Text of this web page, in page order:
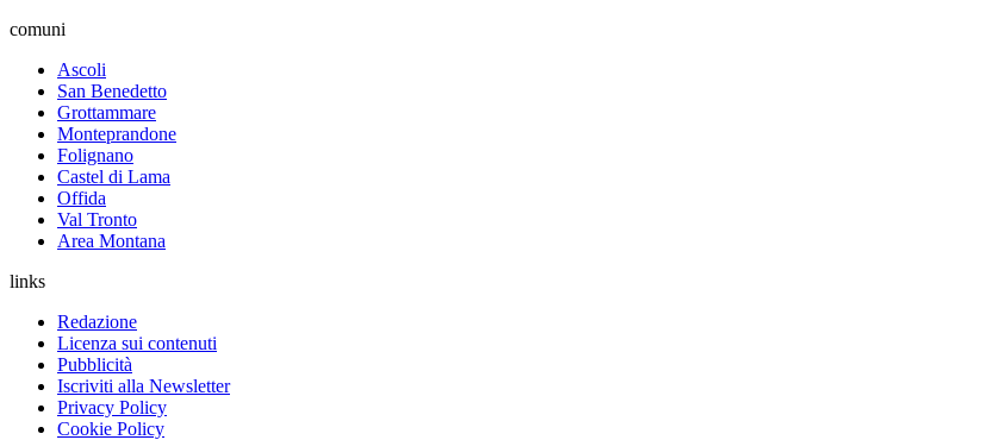
comuni
Ascoli
San Benedetto
Grottammare
Monteprandone
Folignano
Castel di Lama
Offida
Val Tronto
Area Montana
links
Redazione
Licenza sui contenuti
Pubblicità
Iscriviti alla Newsletter
Privacy Policy
Cookie Policy